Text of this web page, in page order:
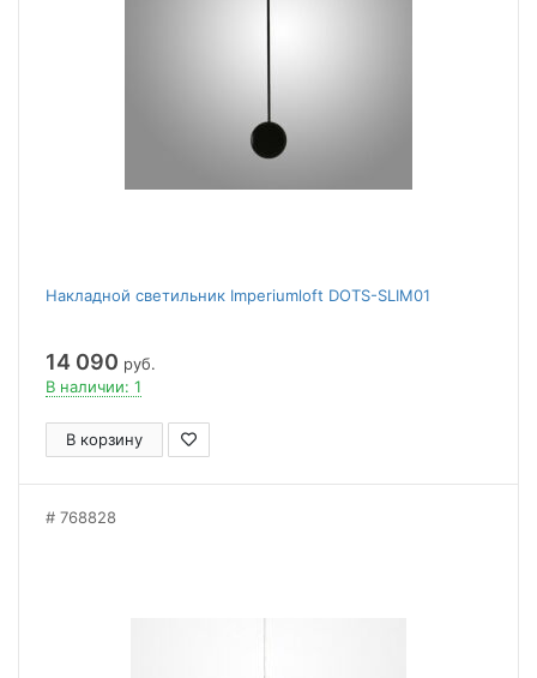
Накладной светильник Imperiumloft DOTS-SLIM01
14 090 руб.
В наличии: 1
В корзину
768828